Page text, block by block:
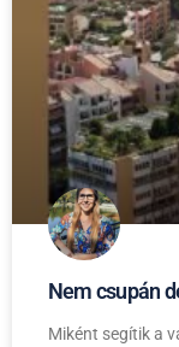
Nem csupán
Miként segítik a